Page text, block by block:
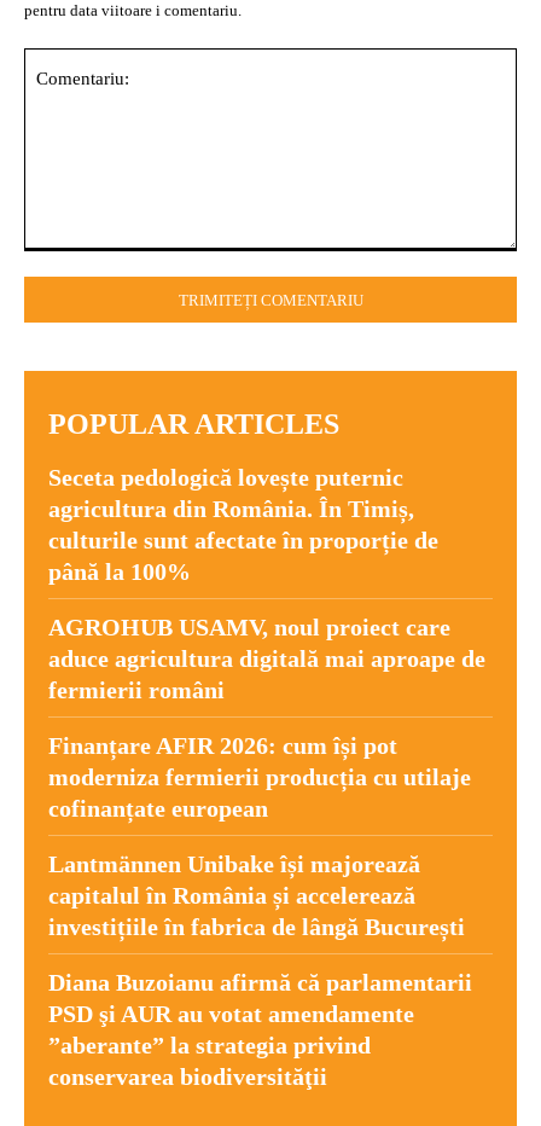
pentru data viitoare i comentariu.
POPULAR ARTICLES
Seceta pedologică lovește puternic
agricultura din România. În Timiș,
culturile sunt afectate în proporție de
până la 100%
AGROHUB USAMV, noul proiect care
aduce agricultura digitală mai aproape de
fermierii români
Finanțare AFIR 2026: cum își pot
moderniza fermierii producția cu utilaje
cofinanțate european
Lantmännen Unibake își majorează
capitalul în România și accelerează
investițiile în fabrica de lângă București
Diana Buzoianu afirmă că parlamentarii
PSD şi AUR au votat amendamente
”aberante” la strategia privind
conservarea biodiversităţii